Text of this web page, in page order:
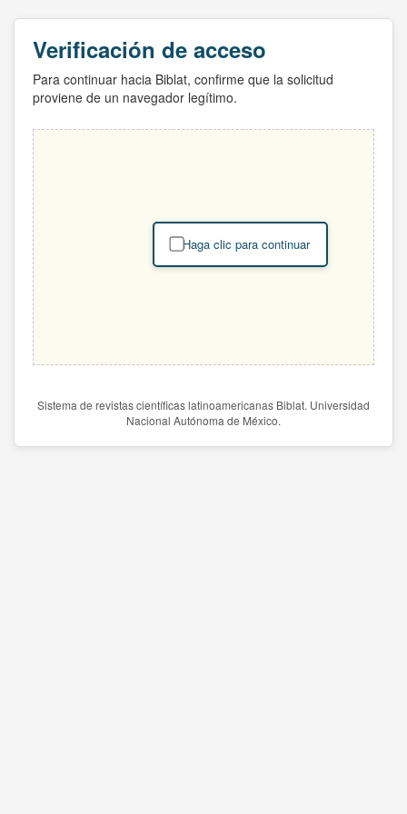
Verificación de acceso
Para continuar hacia Biblat, confirme que la solicitud
proviene de un navegador legítimo.
Haga clic para continuar
Sistema de revistas científicas latinoamericanas Biblat. Universidad
Nacional Autónoma de México.